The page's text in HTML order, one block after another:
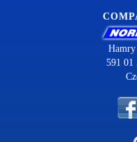
Hamry
591 01